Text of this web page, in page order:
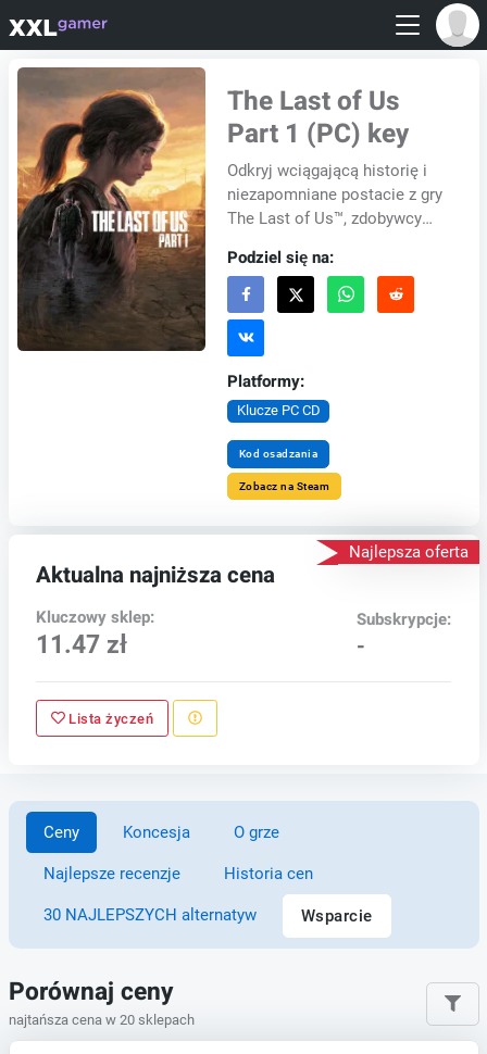
The Last of Us
Part 1 (PC) key
Odkryj wciągającą historię i
niezapomniane postacie z gry
The Last of Us™, zdobywcy
Akcja osadzona w
postapokaliptycznym św...
Podziel się na:
Platformy:
Klucze PC CD
Kod osadzania
Zobacz na Steam
Najlepsza oferta
Aktualna najniższa cena
Kluczowy sklep:
11.47 zł
Subskrypcje:
-
Lista życzeń
Ceny Koncesja O grze
Najlepsze recenzje Historia cen
30 NAJLEPSZYCH alternatyw Wsparcie
Porównaj ceny
najtańsza cena w 20 sklepach